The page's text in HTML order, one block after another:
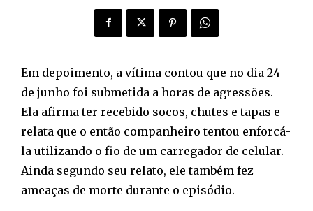
Em depoimento, a vítima contou que no dia 24
de junho foi submetida a horas de agressões.
Ela afirma ter recebido socos, chutes e tapas e
relata que o então companheiro tentou enforcá-
la utilizando o fio de um carregador de celular.
Ainda segundo seu relato, ele também fez
ameaças de morte durante o episódio.